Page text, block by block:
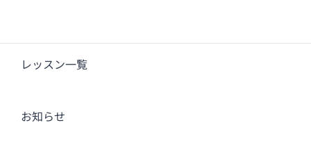
レッスン一覧
お知らせ